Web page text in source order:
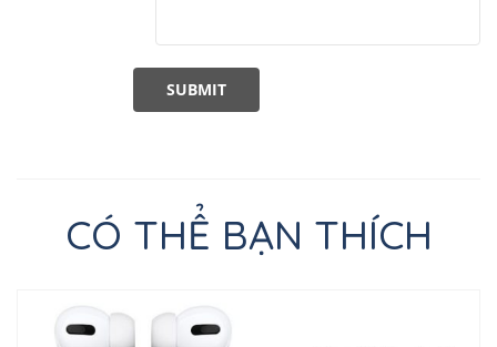
CÓ THỂ BẠN THÍCH